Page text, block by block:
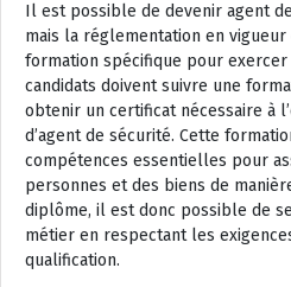
Il est possible de devenir agent
mais la réglementation en
formation spécifique pour
candidats doivent suivre une
obtenir un certificat nécessaire à
d’agent de sécurité. Cette
compétences essentielles pour
personnes et des biens de
diplôme, il est donc possible de
métier en respectant les
qualification.